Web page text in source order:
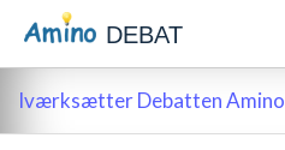
DEBAT
Iværksætter Debatten Amino